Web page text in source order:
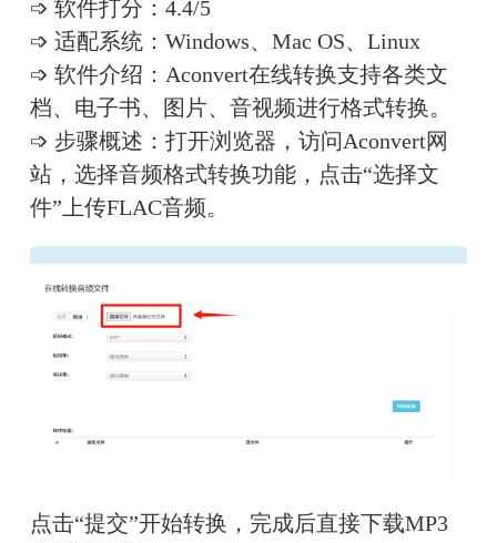
➩ 软件打分：4.4/5
➩ 适配系统：Windows、Mac OS、Linux
➩ 软件介绍：Aconvert在线转换支持各类文
档、电子书、图片、音视频进行格式转换。
➩ 步骤概述：打开浏览器，访问Aconvert网
站，选择音频格式转换功能，点击“选择文
件”上传FLAC音频。
点击“提交”开始转换，完成后直接下载MP3